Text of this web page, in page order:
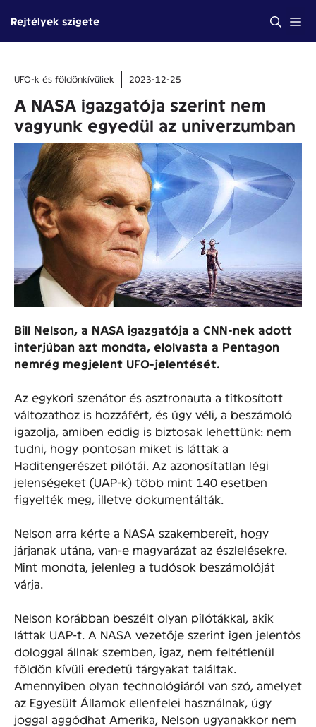
tartalomba
Rejtélyek szigete
UFO-k és földönkívüliek 2023-12-25
A NASA igazgatója szerint nem
vagyunk egyedül az univerzumban
Bill Nelson, a NASA igazgatója a CNN-nek adott
interjúban azt mondta, elolvasta a Pentagon
nemrég megjelent UFO-jelentését.
Az egykori szenátor és asztronauta a titkosított
változathoz is hozzáfért, és úgy véli, a beszámoló
igazolja, amiben eddig is biztosak lehettünk: nem
tudni, hogy pontosan miket is láttak a
Haditengerészet pilótái. Az azonosítatlan légi
jelenségeket (UAP-k) több mint 140 esetben
figyelték meg, illetve dokumentálták.
Nelson arra kérte a NASA szakembereit, hogy
járjanak utána, van-e magyarázat az észlelésekre.
Mint mondta, jelenleg a tudósok beszámolóját
várja.
Nelson korábban beszélt olyan pilótákkal, akik
láttak UAP-t. A NASA vezetője szerint igen jelentős
dologgal állnak szemben, igaz, nem feltétlenül
földön kívüli eredetű tárgyakat találtak.
Amennyiben olyan technológiáról van szó, amelyet
az Egyesült Államok ellenfelei használnak, úgy
joggal aggódhat Amerika, Nelson ugyanakkor nem